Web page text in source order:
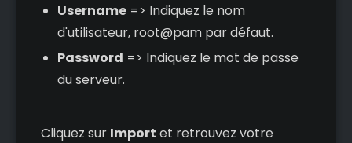
Username=> Indiquez le nom
d'utilisateur, root@pam par défaut.
Password => Indiquez le mot de passe
du serveur.
Cliquez sur Import et retrouvez votre